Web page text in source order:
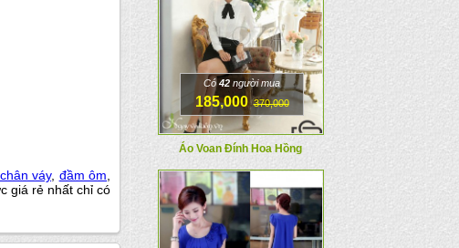
chân váy, đầm ôm
giá rẻ nhất chỉ có
Có 42 người mua
185,000 370,000
Áo Voan Đính Hoa Hồng